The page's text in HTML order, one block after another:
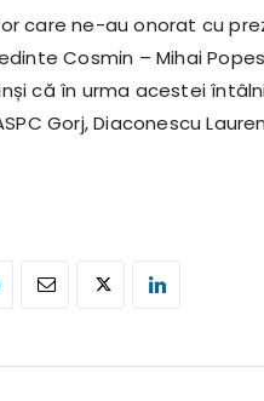
care ne-au onorat cu
Cosmin – Mihai
că în urma acestei
Gorj, Diaconescu